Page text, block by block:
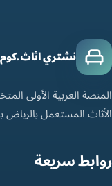
نشتري اثاث.كوم
المنصة العربية الأولى
الأثاث المستعمل بالرياض
روابط سريعة